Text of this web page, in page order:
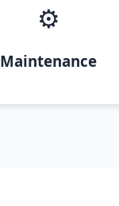
⚙️
Maintenance